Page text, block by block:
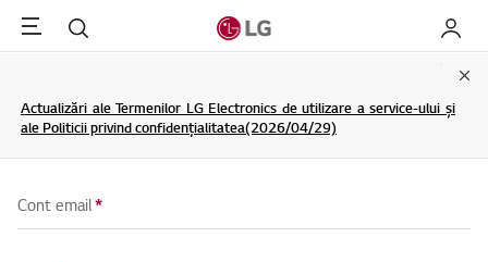
Menu Cautare My LG
Actualizări ale Termenilor LG Electronics de utilizare a service-ului și
ale Politicii privind confidențialitatea(2026/04/29)
Cont email*